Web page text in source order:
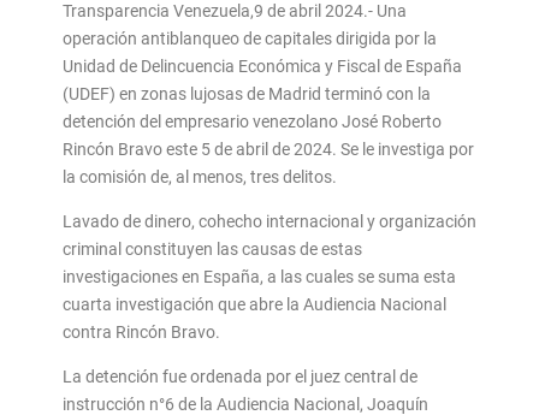
Transparencia Venezuela,9 de abril 2024.- Una
operación antiblanqueo de capitales dirigida por la
Unidad de Delincuencia Económica y Fiscal de España
(UDEF) en zonas lujosas de Madrid terminó con la
detención del empresario venezolano José Roberto
Rincón Bravo este 5 de abril de 2024. Se le investiga por
la comisión de, al menos, tres delitos.
Lavado de dinero, cohecho internacional y organización
criminal constituyen las causas de estas
investigaciones en España, a las cuales se suma esta
cuarta investigación que abre la Audiencia Nacional
contra Rincón Bravo.
La detención fue ordenada por el juez central de
instrucción n°6 de la Audiencia Nacional, Joaquín